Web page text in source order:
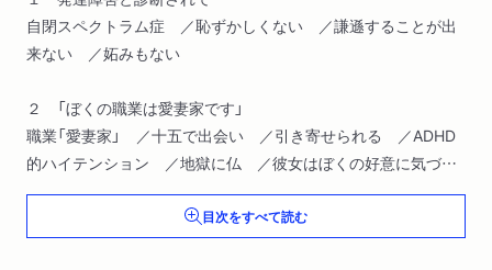
自閉スペクトラム症 ／恥ずかしくない ／謙遜することが出
来ない ／妬みもない
２ 「ぼくの職業は愛妻家です」
職業「愛妻家」 ／十五で出会い ／引き寄せられる ／ADHD
的ハイテンション ／地獄に仏 ／彼女はぼくの好意に気づい
ていた ／ディケンズ的数奇な人生 ／サイン帳インシデン
ト ／結びのペン ／25億番目の男 ／ペアリングモード発
動 ／膨らし粉体質 ／ごっこ遊び ／ケシザル的さくらんぼ
目次をすべて読む